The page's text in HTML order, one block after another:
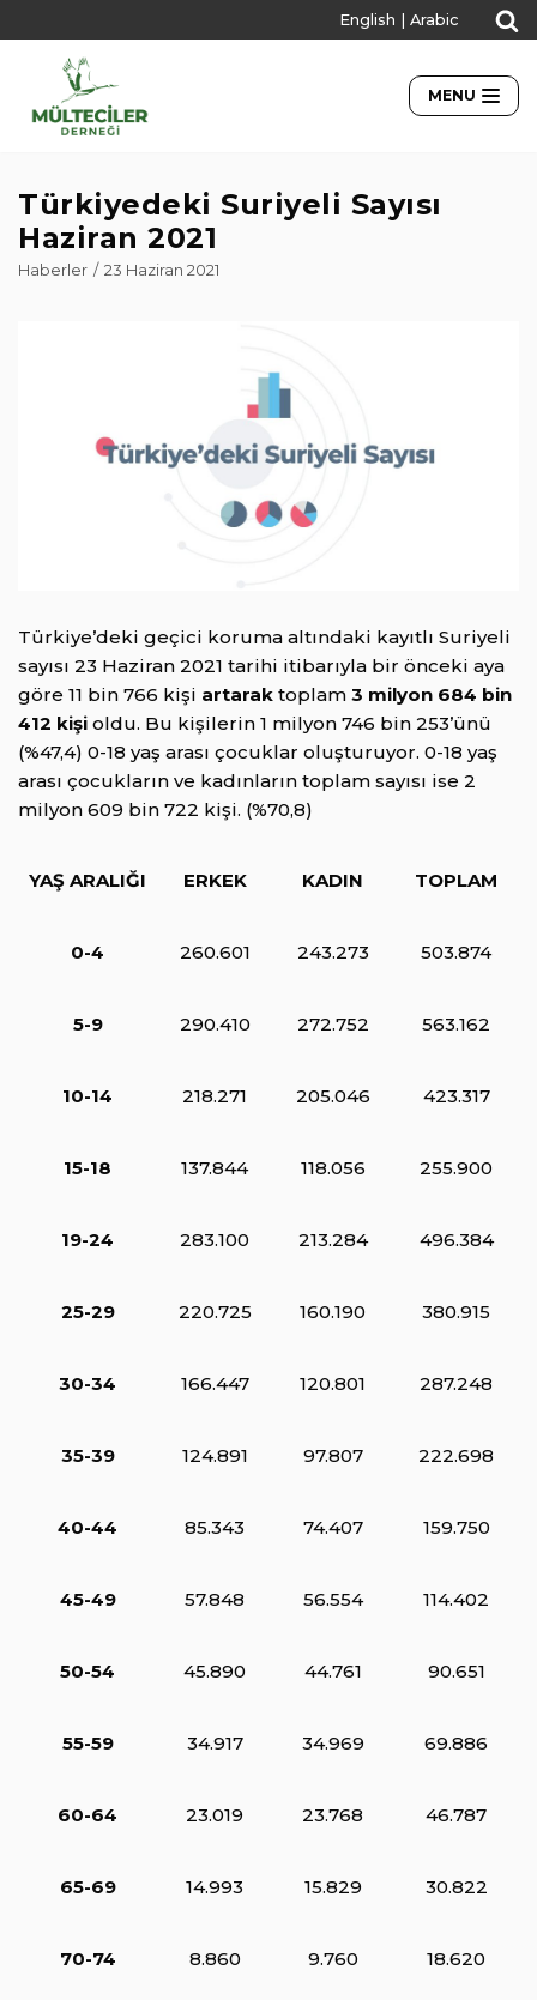
English Arabic
MENU
Türkiyedeki Suriyeli Sayısı
Haziran 2021
Haberler 23 Haziran 2021
Türkiye’deki geçici koruma altındaki kayıtlı Suriyeli
sayısı 23 Haziran 2021 tarihi itibarıyla bir önceki aya
göre 11 bin 766 kişi artarak toplam 3 milyon 684 bin
412 kişi oldu. Bu kişilerin 1 milyon 746 bin 253’ünü
(%47,4) 0-18 yaş arası çocuklar oluşturuyor. 0-18 yaş
arası çocukların ve kadınların toplam sayısı ise 2
milyon 609 bin 722 kişi. (%70,8)
YAŞ ARALIĞI ERKEK KADIN TOPLAM
0-4 260.601 243.273 503.874
5-9 290.410 272.752 563.162
10-14 218.271 205.046 423.317
15-18 137.844 118.056 255.900
19-24 283.100 213.284 496.384
25-29 220.725 160.190 380.915
30-34 166.447 120.801 287.248
35-39 124.891 97.807 222.698
40-44 85.343 74.407 159.750
45-49 57.848 56.554 114.402
50-54 45.890 44.761 90.651
55-59 34.917 34.969 69.886
60-64 23.019 23.768 46.787
65-69 14.993 15.829 30.822
70-74 8.860 9.760 18.620